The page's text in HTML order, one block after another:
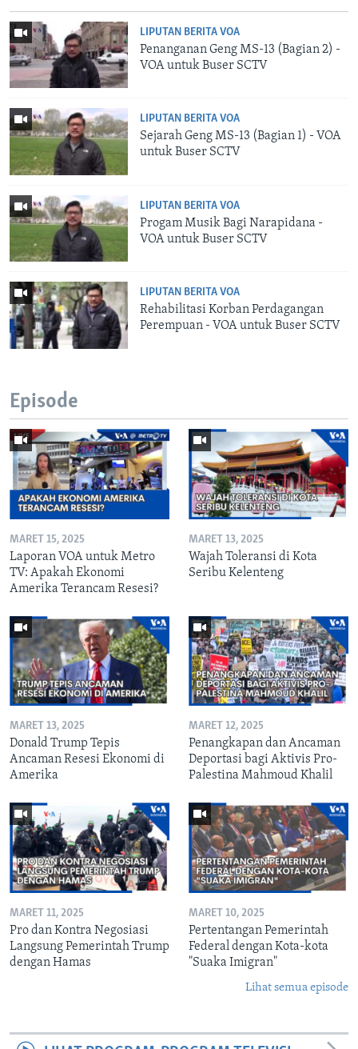
LIPUTAN BERITA VOA
Penanganan Geng MS-13 (Bagian 2) -
VOA untuk Buser SCTV
LIPUTAN BERITA VOA
Sejarah Geng MS-13 (Bagian 1) - VOA
untuk Buser SCTV
LIPUTAN BERITA VOA
Progam Musik Bagi Narapidana -
VOA untuk Buser SCTV
LIPUTAN BERITA VOA
Rehabilitasi Korban Perdagangan
Perempuan - VOA untuk Buser SCTV
Episode
MARET 15, 2025
Laporan VOA untuk Metro
TV: Apakah Ekonomi
Amerika Terancam Resesi?
MARET 13, 2025
Wajah Toleransi di Kota
Seribu Kelenteng
MARET 13, 2025
Donald Trump Tepis
Ancaman Resesi Ekonomi di
Amerika
MARET 12, 2025
Penangkapan dan Ancaman
Deportasi bagi Aktivis Pro-
Palestina Mahmoud Khalil
MARET 11, 2025
Pro dan Kontra Negosiasi
Langsung Pemerintah Trump
dengan Hamas
MARET 10, 2025
Pertentangan Pemerintah
Federal dengan Kota-kota
"Suaka Imigran"
Lihat semua episode